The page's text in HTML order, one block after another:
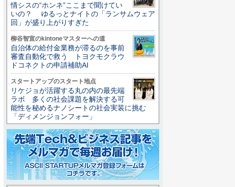
情シスの“ホンネ”ここまで聞けてい
いの？ ゆるっとナイトの「ランサムウェア
回」が盛り上がりすぎた
柳谷智宣のkintoneマスターへの道
自治体の給付金業務が滞るのを事前
審査自動化で救う トヨクモクラウ
ドコネクトの申請補助AI
スタートアップのスタート地点
リケジョが活躍する丸の内の最先端
ラボ 多くの社会課題を解決する可
能性を秘めるナノシートの社会実装に挑む
「ディメンジョンフォー」